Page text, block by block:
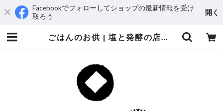
Facebookでフォローしてショップの最新情報を受け
取ろう
開く
ごはんのお供 | 塩と発酵の店『かもすてらす』